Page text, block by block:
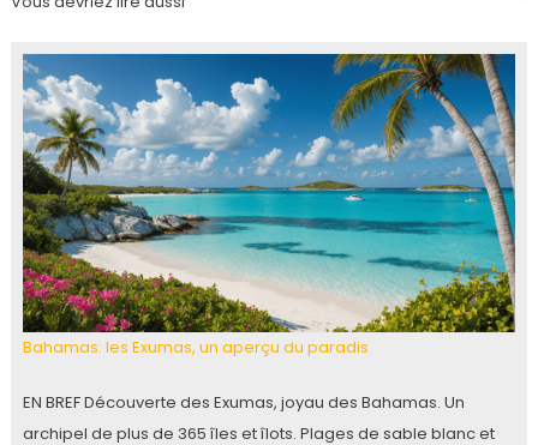
Bahamas: les Exumas, un aperçu du paradis
EN BREF Découverte des Exumas, joyau des Bahamas. Un
archipel de plus de 365 îles et îlots. Plages de sable blanc et